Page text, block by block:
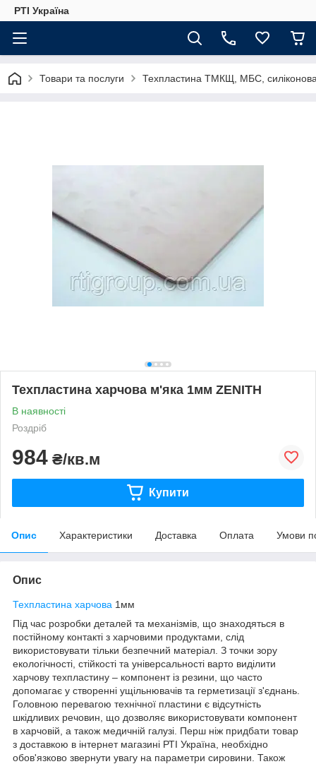
РТІ Україна
Товари та послуги Техпластина ТМКЩ, МБС,
Техпластина харчова м'яка 1мм ZENITH
В наявності
Роздріб
984 ₴/кв.м
Купити
Опис Характеристики Доставка Оплата Умови
Опис
Техпластина харчова 1мм
Під час розробки деталей та механізмів, що знаходяться в
постійному контакті з харчовими продуктами, слід
використовувати тільки безпечний матеріал. З точки зору
екологічності, стійкості та універсальності варто виділити
харчову техпластину – компонент із резини, що часто
допомагає у створенні ущільнювачів та герметизації з'єднань.
Головною перевагою технічної пластини є відсутність
шкідливих речовин, що дозволяє використовувати компонент
в харчовій, а також медичній галузі. Перш ніж придбати товар
з доставкою в інтернет магазині РТІ Україна, необхідно
обов'язково звернути увагу на параметри сировини. Також